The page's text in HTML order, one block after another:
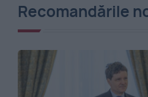
Recomandările